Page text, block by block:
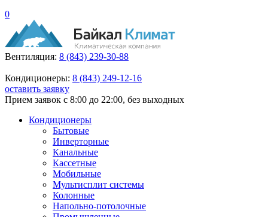
0
Вентиляция: 8 (843) 239-30-88
Кондиционеры: 8 (843) 249-12-16
оставить заявку
Прием заявок с 8:00 до 22:00, без выходных
Кондиционеры
Бытовые
Инверторные
Канальные
Кассетные
Мобильные
Мультисплит системы
Колонные
Напольно-потолочные